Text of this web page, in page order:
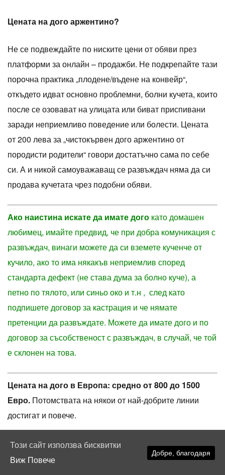
Цената надого аржентино?
Не се подвеждайте по ниските цени от обяви през
платформи за онлайн – продажби. Не подкрепайте тази
порочна практика „плодене/въдене на конвейр“,
откъдето идват основно проблемни, болни кучета, които
после се озовават на улицата или биват приспивани
заради неприемливо поведение или болести. Цената
от 200 лева за „чистокървен дого аржентино от
породисти родители“ говори достатъчно сама по себе
си. А и никой самоуважаващ се развъждач няма да си
продава кучетата чрез подобни обяви.
Ако наистина искате да имате дого като домашен
любимец, имайте предвид, че при добра комуникация с
развъждач, винаги можете да си вземете кученче от
кучило, ако то има някакъв неприемлив според
стандарта дефект (не става дума за болно куче), а
петно по тялото, или синьо око и т.н , след като
подпишете договор за кастрация и че нямате
претенции да развъждате. Можете да имате дого и по
договор за съсобственост с развъждач, в случай, че той
е склонен на това.
Цената надого в Европа: средно от 800 до 1500
Евро. Потомствата на някои от най-добрите линии
достигат и повече.
В Българиясредната цена е около
куче с родословие и байер тест.
При покупка от
Този сайт използва бисквитки
Виж Повече
Добре, благодаря